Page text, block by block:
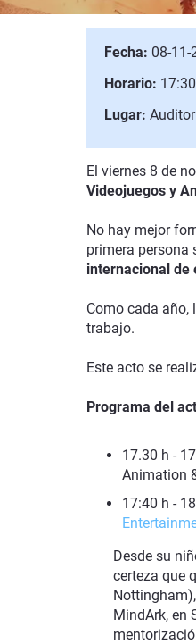
Fecha: 08-11-
Horario:
Lugar:
El viernes 8 de
Videojuegos y
No hay mejor
primera persona
internacional de
Como cada año,
trabajo.
Este acto se
Programa del
17.30 h -
Animation
17:40 h -
Desde su
certeza que
Nottingham),
MindArk, en